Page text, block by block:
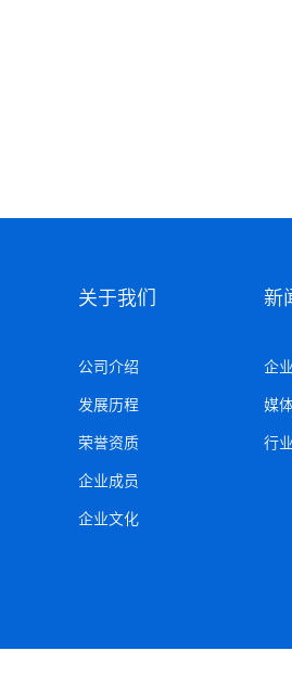
关于我们
公司介绍
发展历程
荣誉资质
企业成员
企业文化
新
企
媒
行